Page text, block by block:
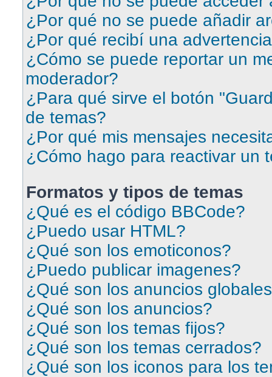
¿Por qué no se puede añadir
¿Por qué recibí una
¿Cómo se puede reportar un
moderador?
¿Para qué sirve el botón
de temas?
¿Por qué mis mensajes
¿Cómo hago para reactivar un
Formatos y tipos de temas
¿Qué es el código BBCode?
¿Puedo usar HTML?
¿Qué son los emoticonos?
¿Puedo publicar imagenes?
¿Qué son los anuncios
¿Qué son los anuncios?
¿Qué son los temas fijos?
¿Qué son los temas cerrados?
¿Qué son los iconos para los